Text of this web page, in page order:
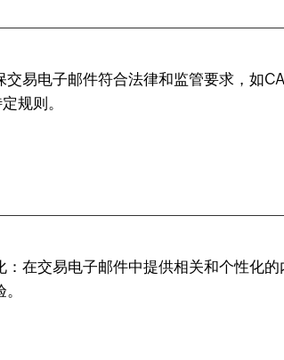
易电子邮件符合法律和监管要求，如
规则。
：在交易电子邮件中提供相关和个性化的